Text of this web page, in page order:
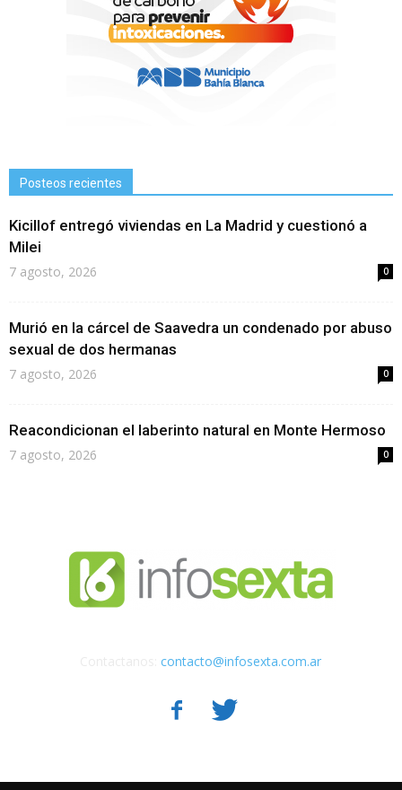
Posteos recientes
Kicillof entregó viviendas en La Madrid y cuestionó a
Milei
7 agosto, 2026 0
Murió en la cárcel de Saavedra un condenado por abuso
sexual de dos hermanas
7 agosto, 2026 0
Reacondicionan el laberinto natural en Monte Hermoso
7 agosto, 2026 0
contacto@infosexta.com.ar